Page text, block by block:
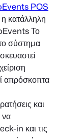
POS
κατάλληλη
Το
σύστημα
απρόσκοπτα
και
να
in και τις